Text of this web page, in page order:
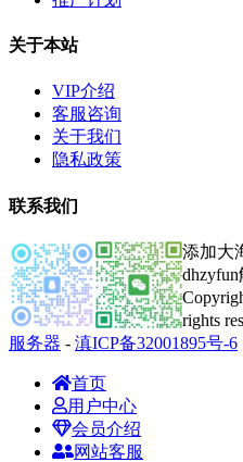
关于本站
VIP介绍
客服咨询
关于我们
隐私政策
联系我们
添加大
dhzyfun
rights
服务器 - 滇ICP备32001895号-6
首页
用户中心
会员介绍
网站客服